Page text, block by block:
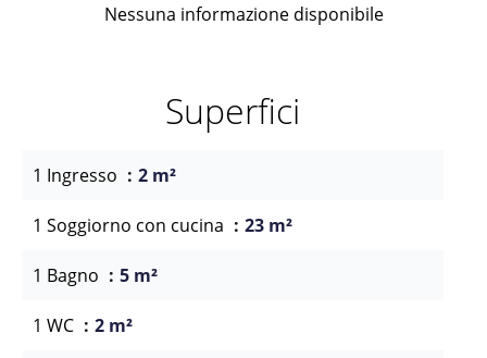
Nessuna informazione disponibile
Superfici
1 Ingresso 2 m²
1 Soggiorno con cucina 23 m²
1 Bagno 5 m²
1 WC 2 m²